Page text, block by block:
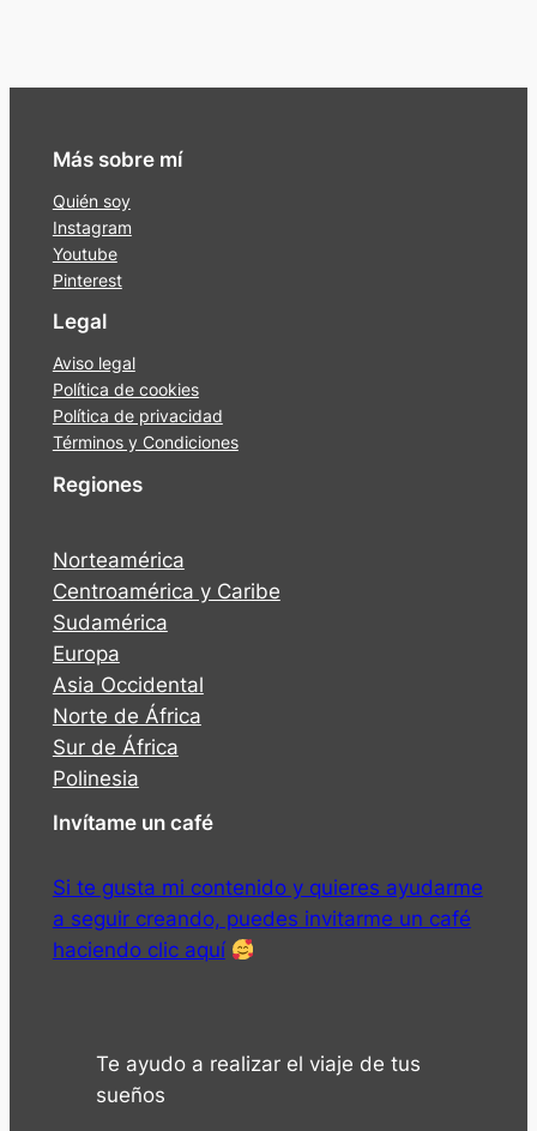
Más sobre mí
Quién soy
Instagram
Youtube
Pinterest
Legal
Aviso legal
Política de cookies
Política de privacidad
Términos y Condiciones
Regiones
Norteamérica
Centroamérica y Caribe
Sudamérica
Europa
Asia Occidental
Norte de África
Sur de África
Polinesia
Invítame un café
Si te gusta mi contenido y quieres ayudarme
a seguir creando, puedes invitarme un café
haciendo clic aquí
Te ayudo a realizar el viaje de tus
sueños